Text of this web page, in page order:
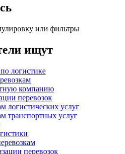
или фильтры
ищут
логистике
компанию
перевозок
логистических услуг
транспортных услуг
перевозок